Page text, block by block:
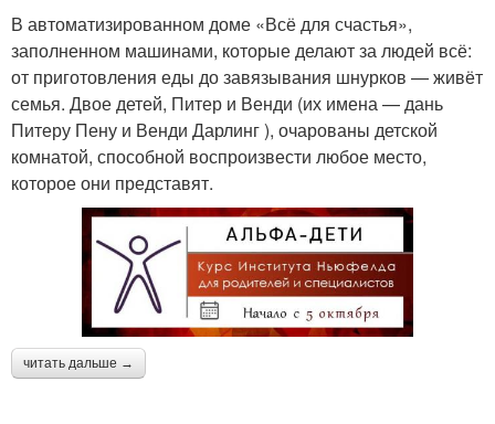
В автоматизированном доме «Всё для счастья»,
заполненном машинами, которые делают за людей всё:
от приготовления еды до завязывания шнурков — живёт
семья. Двое детей, Питер и Венди (их имена — дань
Питеру Пену и Венди Дарлинг ), очарованы детской
комнатой, способной воспроизвести любое место,
которое они представят.
читать дальше →